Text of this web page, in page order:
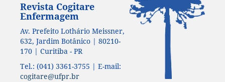
Revista Cogitare
Enfermagem
Av. Prefeito Lothário Meissner,
632, Jardim Botânico | 80210-
170 | Curitiba - PR
Tel.: (041) 3361-3755 | E-mail:
cogitare@ufpr.br